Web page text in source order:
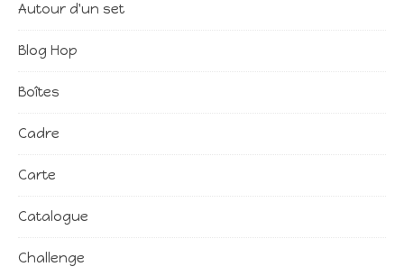
Autour d'un set
Blog Hop
Boîtes
Cadre
Carte
Catalogue
Challenge